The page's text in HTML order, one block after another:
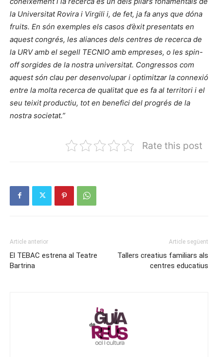
la Universitat Rovira i Virgili i, de fet, ja fa anys que dóna
fruits. En són exemples els casos d’èxit presentats en
aquest congrés, les aliances dels centres de recerca de
la URV amb el segell TECNIO amb empreses, o les spin-
off sorgides de la nostra universitat. Congressos com
aquest són clau per desenvolupar i optimitzar la connexió
entre la molta recerca de qualitat que es fa al territori i el
seu teixit productiu, tot en benefici del progrés de la
nostra societat.”
Rate this post
Article anterior
El TEBAC estrena al Teatre
Bartrina
Article següent
Tallers creatius familiars als
centres educatius